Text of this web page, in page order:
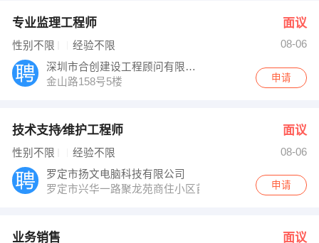
专业监理工程师 面议
性别不限 经验不限
08-06
深圳市合创建设工程顾问有限公司云浮分公司
金山路158号5楼
申请
技术支持∕维护工程师 面议
性别不限 经验不限
08-06
罗定市扬文电脑科技有限公司
罗定市兴华一路聚龙苑商住小区首层商铺120
申请
业务销售 面议